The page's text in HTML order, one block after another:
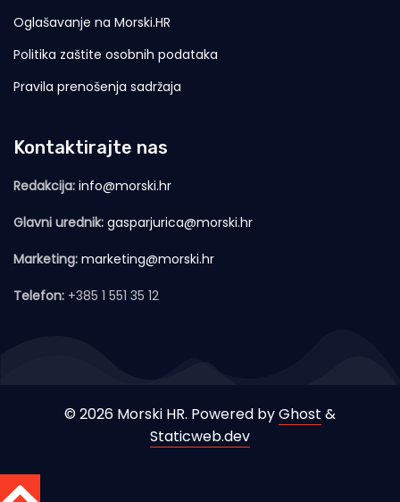
Oglašavanje na Morski.HR
Politika zaštite osobnih podataka
Pravila prenošenja sadržaja
Kontaktirajte nas
Redakcija: info@morski.hr
Glavni urednik: gasparjurica@morski.hr
Marketing: marketing@morski.hr
Telefon: +385 1 551 35 12
© 2026 Morski HR. Powered byGhost &
Staticweb.dev